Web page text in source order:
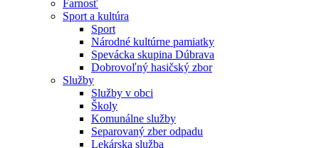
Farnosť
Sport a kultúra
Sport
Národné kultúrne pamiatky
Spevácka skupina Dúbrava
Dobrovoľný hasičský zbor
Služby
Služby v obci
Školy
Komunálne služby
Separovaný zber odpadu
Lekárska služba